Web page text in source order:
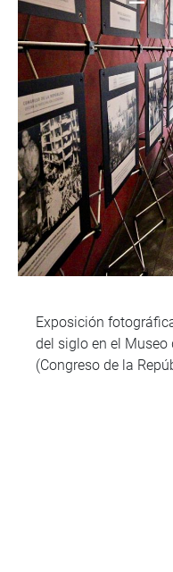
Exposición
del siglo en el Museo
(Congreso de la